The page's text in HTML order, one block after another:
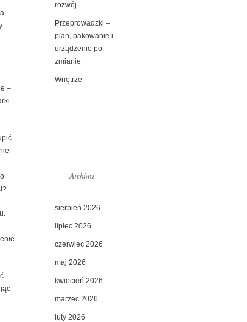
–
rozwój
Przeprowadzki –
plan, pakowanie i
urządzenie po
zmianie
Wnętrze
Archiwa
sierpień 2026
lipiec 2026
czerwiec 2026
maj 2026
kwiecień 2026
marzec 2026
luty 2026